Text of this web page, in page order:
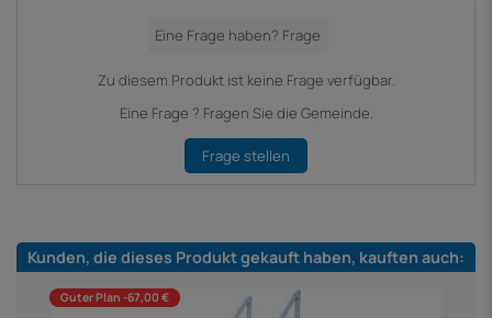
Zu diesem Produkt ist keine Frage verfügbar.
Eine Frage ? Fragen Sie die Gemeinde.
Frage stellen
Kunden, die dieses Produkt gekauft haben, kauften auch:
Guter Plan -67,00 €